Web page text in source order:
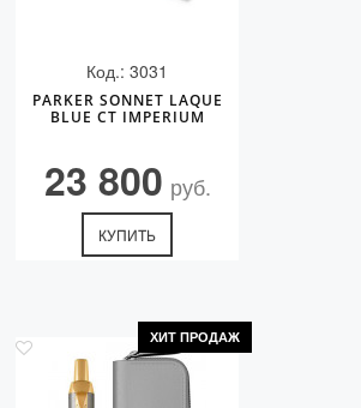
Код.: 3031
PARKER SONNET LAQUE
BLUE CT IMPERIUM
23 800 руб.
КУПИТЬ
ХИТ ПРОДАЖ